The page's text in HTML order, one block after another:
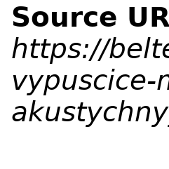
Source
https://
vypuscice-